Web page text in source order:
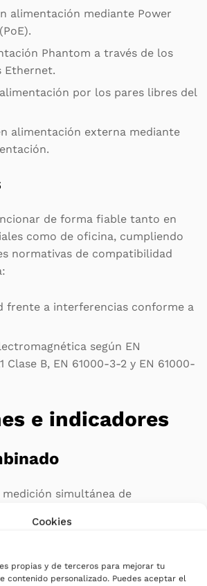
Cookies
propias y de terceros para mejorar tu
contenido personalizado. Puedes aceptar el
alimentación mediante Power
Phantom a través de los
Ethernet.
por los pares libres del
alimentación externa mediante
de forma fiable tanto en
como de oficina, cumpliendo
normativas de compatibilidad
frente a interferencias conforme a
según EN
Clase B, EN 61000-3-2 y EN 61000-
e indicadores
medición simultánea de
de longitud, ampliable hasta un